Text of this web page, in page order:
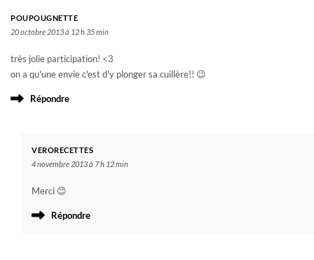
POUPOUGNETTE
20 octobre 2013 à 12 h 35 min
très jolie participation! <3
on a qu'une envie c'est d'y plonger sa cuillère!! 😉
Répondre
VERORECETTES
4 novembre 2013 à 7 h 12 min
Merci 😉
Répondre